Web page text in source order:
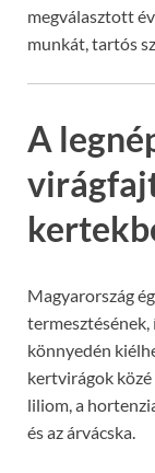
megválasztott
munkát, tartós
A
Magyarország
termesztésének,
könnyedén
kertvirágok közé
liliom, a
és az árvácska.